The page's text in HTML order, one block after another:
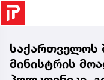
საქართველოს
მინისტრის